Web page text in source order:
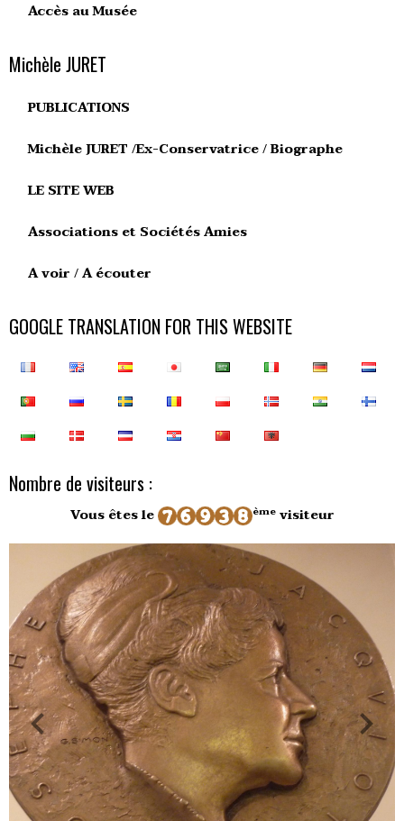
Accès au Musée
Michèle JURET
PUBLICATIONS
Michèle JURET /Ex-Conservatrice / Biographe
LE SITE WEB
Associations et Sociétés Amies
A voir / A écouter
GOOGLE TRANSLATION FOR THIS WEBSITE
Nombre de visiteurs :
Vous êtes le èmevisiteur